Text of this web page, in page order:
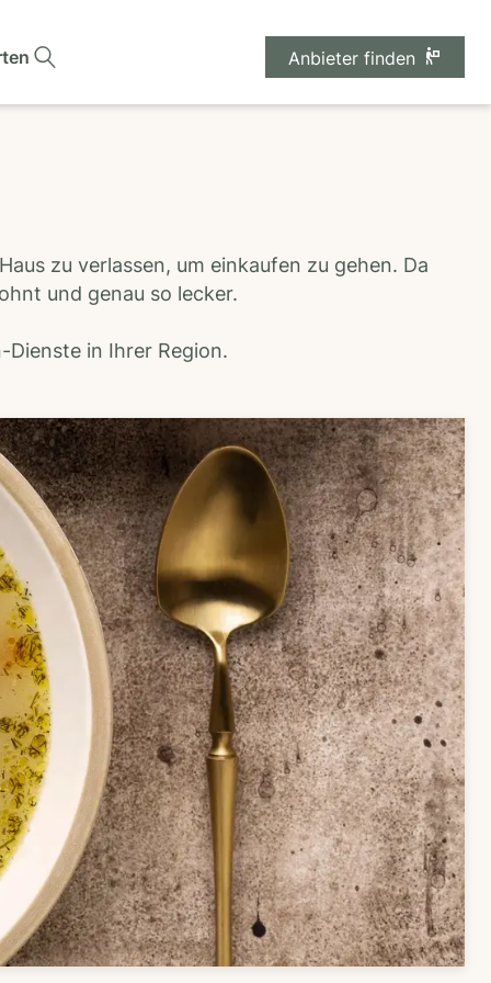
Anbieter finden
zu verlassen, um einkaufen zu gehen. Da
und genau so lecker.
Dienste in Ihrer Region.